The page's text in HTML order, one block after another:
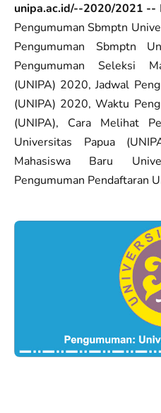
unipa.ac.id/--2020/2021 --
Pengumuman Sbmptn
Pengumuman Sbmptn
Pengumuman Seleksi
(UNIPA) 2020, Jadwal
(UNIPA) 2020, Waktu
(UNIPA), Cara Melihat
Universitas Papua
Mahasiswa Baru
Pengumuman Pendaftaran